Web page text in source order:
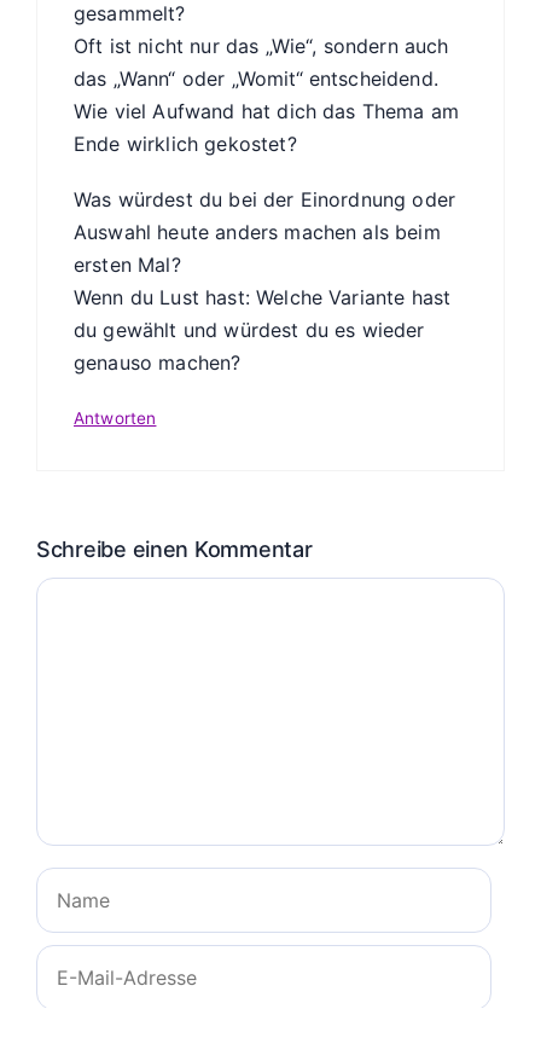
gesammelt?
Oft ist nicht nur das „Wie“, sondern auch
das „Wann“ oder „Womit“ entscheidend.
Wie viel Aufwand hat dich das Thema am
Ende wirklich gekostet?
Was würdest du bei der Einordnung oder
Auswahl heute anders machen als beim
ersten Mal?
Wenn du Lust hast: Welche Variante hast
du gewählt und würdest du es wieder
genauso machen?
Antworten
Schreibe einen Kommentar
Kommentar
Name
E-
Mail-